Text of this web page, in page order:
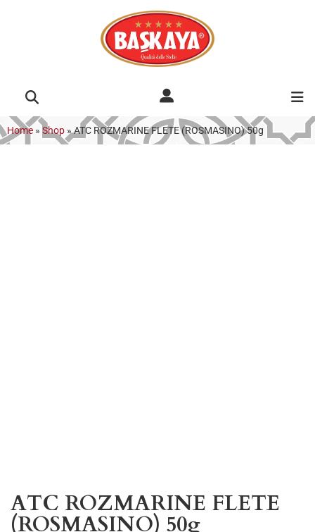
Home » Shop »ATC ROZMARINE FLETE (ROSMASINO) 50g
ATC ROZMARINE FLETE
(ROSMASINO) 50g